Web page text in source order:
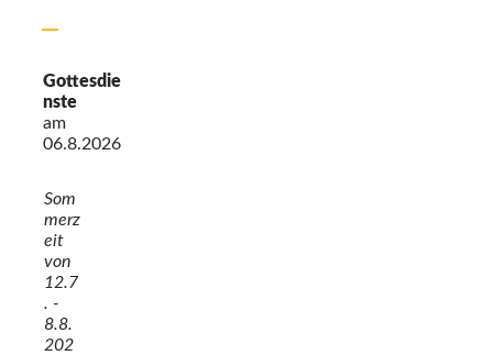
Gottesdie
nste
am
06.8.2026
Som
merz
eit
von
12.7
. -
8.8.
202